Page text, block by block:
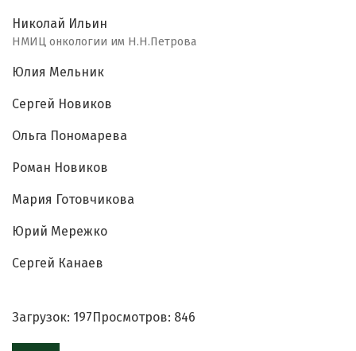
Николай Ильин
НМИЦ онкологии им Н.Н.Петрова
Юлия Мельник
Сергей Новиков
Ольга Пономарева
Роман Новиков
Мария Готовчикова
Юрий Мережко
Сергей Канаев
Загрузок: 197 Просмотров: 846